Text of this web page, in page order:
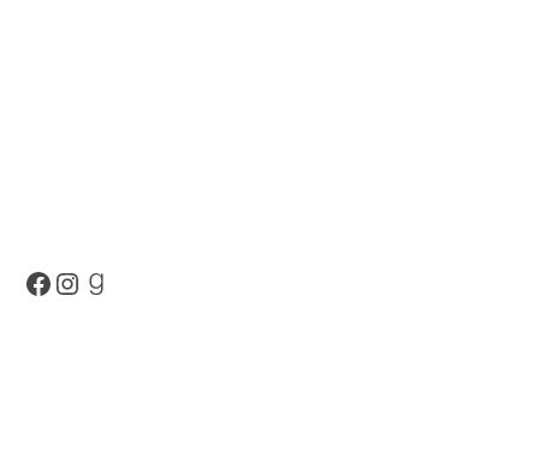
Facebook
Instagram
Goodreads